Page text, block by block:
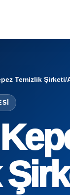
Temizlik Şirketi/